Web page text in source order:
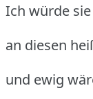
Ich würde
an diesen
und ewig